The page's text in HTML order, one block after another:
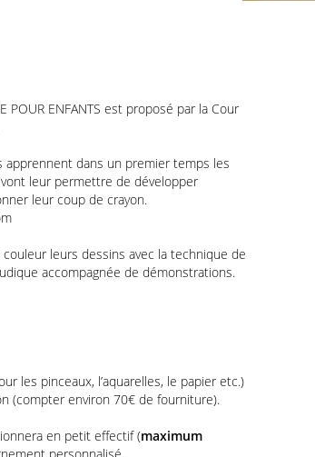
POUR ENFANTS est proposé par la Cour
apprennent dans un premier temps les
leur permettre de développer
leur coup de crayon.
leurs dessins avec la technique de
accompagnée de démonstrations.
les pinceaux, l’aquarelles, le papier etc.)
(compter environ 70€ de fourniture).
en petit effectif (maximum